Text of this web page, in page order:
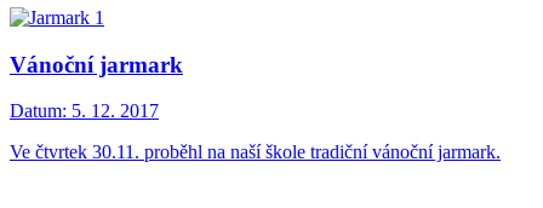
Vánoční jarmark
Datum: 5. 12. 2017
Ve čtvrtek 30.11. proběhl na naší škole tradiční vánoční jarmark.